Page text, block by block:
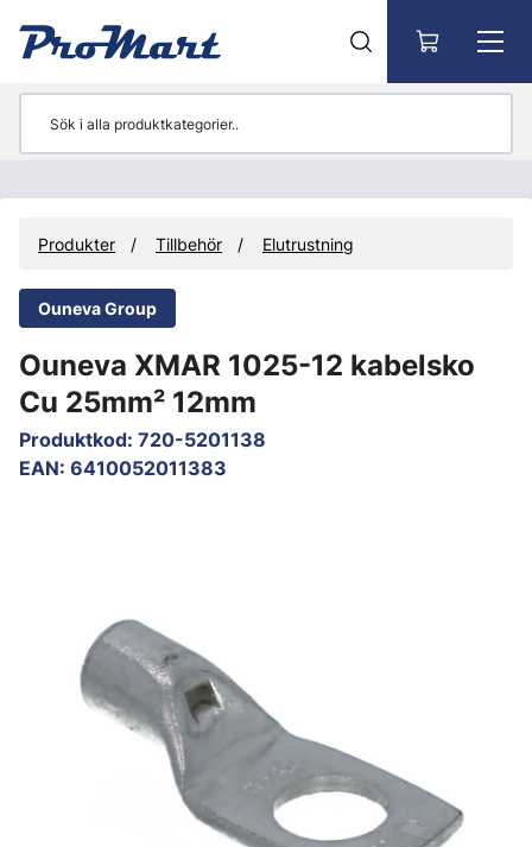
Produkter Tillbehör Elutrustning
Ouneva Group
Ouneva XMAR 1025-12 kabelsko
Cu 25mm² 12mm
Produktkod: 720-5201138
EAN: 6410052011383